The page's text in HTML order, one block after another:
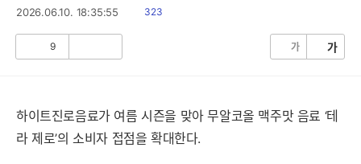
토
2026.06.10. 18:35:55
읽
323
9 가 가
하이트진로음료가 여름 시즌을 맞아 무알코올 맥주맛 음료 ‘테
라 제로’의 소비자 접점을 확대한다.